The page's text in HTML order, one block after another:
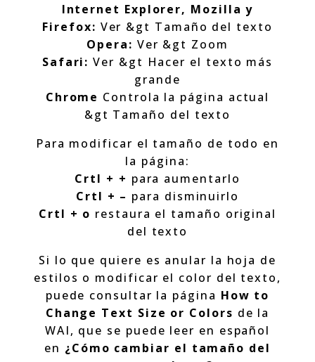
Internet Explorer, Mozilla y
Firefox: Ver &gt Tamaño del texto
Opera: Ver &gt Zoom
Safari: Ver &gt Hacer el texto más
grande
Chrome Controla la página actual
&gt Tamaño del texto
Para modificar el tamaño de todo en
la página:
Crtl + + para aumentarlo
Crtl + – para disminuirlo
Crtl + o restaura el tamaño original
del texto
Si lo que quiere es anular la hoja de
estilos o modificar el color del texto,
puede consultar la página How to
Change Text Size or Colors de la
WAI, que se puede leer en español
en ¿Cómo cambiar el tamaño del